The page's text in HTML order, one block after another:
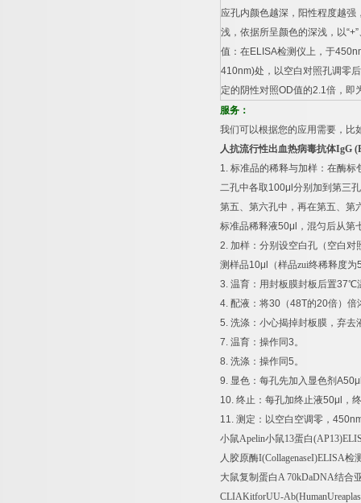
应孔内颜色越深，阳性程度越强
浅，依据所呈颜色的深浅，以“+”
值：在ELISA检测仪上，于
410nm)处，以空白对照孔调零
定的阴性对照OD值的2.1倍，即
服务：
我们可以根据您的应用需要，比
人抗流行性出血热病毒抗体IgG
1. 标准品的稀释与加样：在酶标
二孔中各取100μl 分别加到第三
第五、第六孔中，再在第五、第
标准品稀释液50μl
，混匀后从第
2. 加样：分别设空白孔（空白
测样品10μl （样品zui终稀释度为
3. 温育：用封板膜封板后置37℃
4. 配液：将30 （48T的20倍）倍
5. 洗涤：小心揭掉封板膜，弃去
7. 温育：操作同3。
8. 洗涤：操作同5。
9. 显色：每孔先加入显色剂
10. 终止：每孔加终止液50μl
，
11. 测定：以空白空调零，
小鼠Apelin小鼠13蛋白
人胶原酶I(CollagenaseI)ELISA检
大鼠复制蛋白A 70kDaDNA结合
CLIAKitforUU-